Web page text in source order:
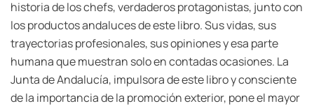
historia de los chefs, verdaderos protagonistas, junto con
los productos andaluces de este libro. Sus vidas, sus
trayectorias profesionales, sus opiniones y esa parte
humana que muestran solo en contadas ocasiones. La
Junta de Andalucía, impulsora de este libro y consciente
de la importancia de la promoción exterior, pone el mayor